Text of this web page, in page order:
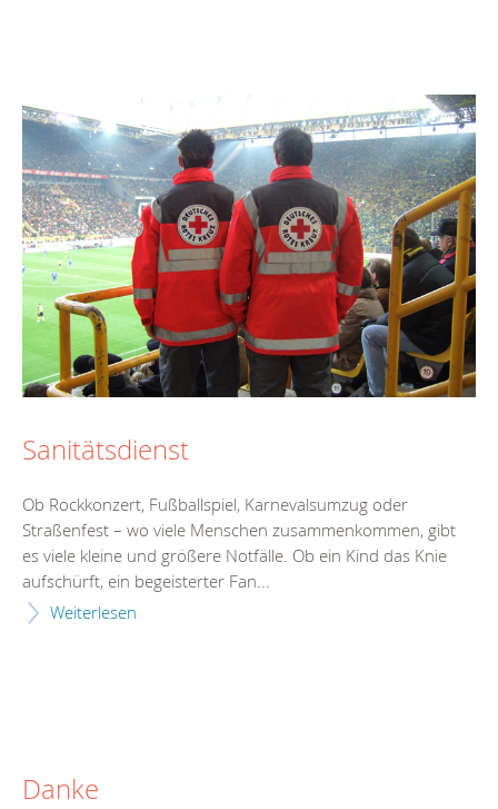
Sanitätsdienst
Ob Rockkonzert, Fußballspiel, Karnevalsumzug oder
Straßenfest – wo viele Menschen zusammenkommen, gibt
es viele kleine und größere Notfälle. Ob ein Kind das Knie
aufschürft, ein begeisterter Fan...
Weiterlesen
Danke